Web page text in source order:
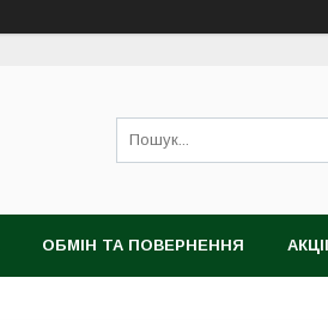
ОБМІН ТА ПОВЕРНЕННЯ АКЦІІ